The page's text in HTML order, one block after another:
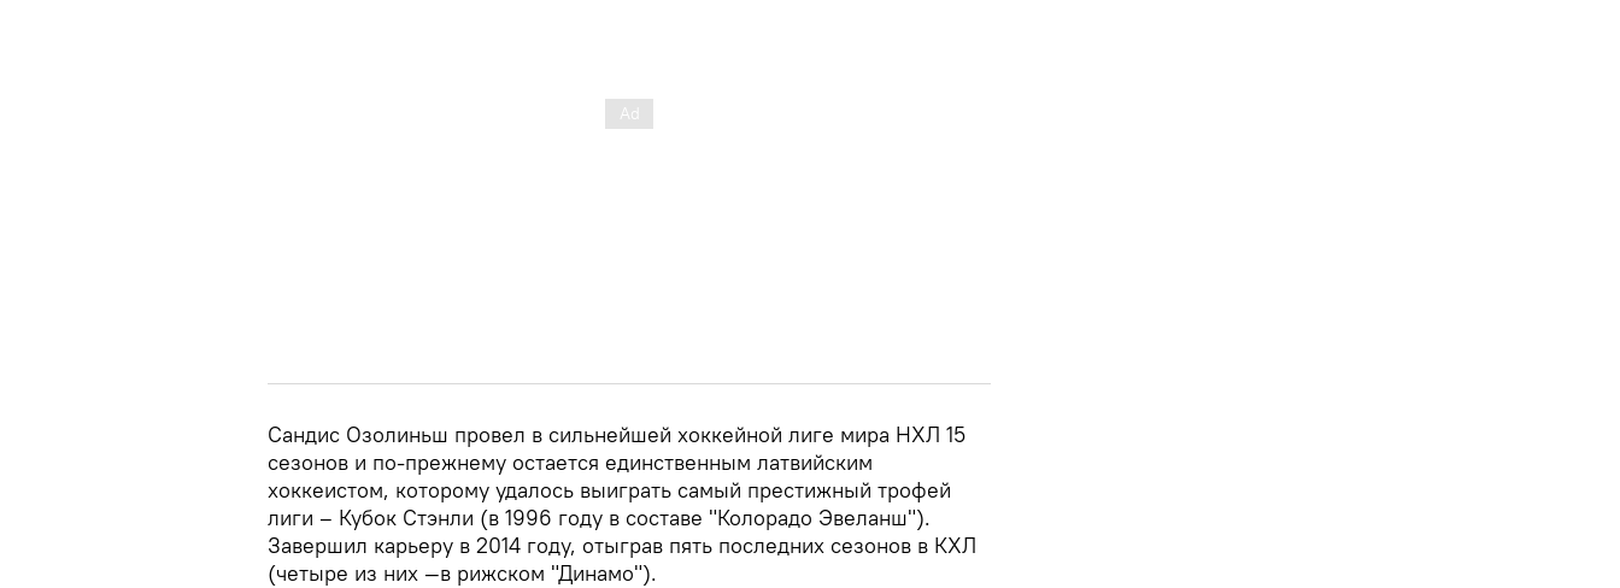
Сандис Озолиньш провел в сильнейшей хоккейной лиге мира НХЛ 15
сезонов и по-прежнему остается единственным латвийским
хоккеистом, которому удалось выиграть самый престижный трофей
лиги – Кубок Стэнли (в 1996 году в составе "Колорадо Эвеланш").
Завершил карьеру в 2014 году, отыграв пять последних сезонов в КХЛ
(четыре из них —в рижском "Динамо").